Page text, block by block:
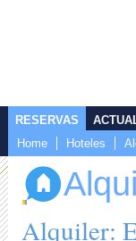
RESERVAS
Home
Hoteles
Alquiler: